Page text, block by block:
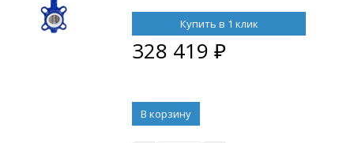
электроприводом ГЗ-ОФВ-300/28М
380 В
Купить в 1 клик
328 419 ₽
В корзину